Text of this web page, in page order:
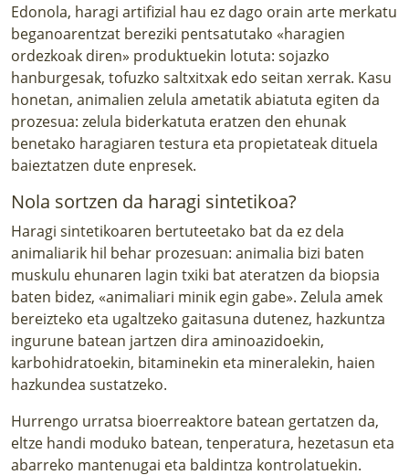
Edonola, haragi artifizial hau ez dago orain arte merkatu
beganoarentzat bereziki pentsatutako «haragien
ordezkoak diren» produktuekin lotuta: sojazko
hanburgesak, tofuzko saltxitxak edo seitan xerrak. Kasu
honetan, animalien zelula ametatik abiatuta egiten da
prozesua: zelula biderkatuta eratzen den ehunak
benetako haragiaren testura eta propietateak dituela
baieztatzen dute enpresek.
Nola sortzen da haragi sintetikoa?
Haragi sintetikoaren bertuteetako bat da ez dela
animaliarik hil behar prozesuan: animalia bizi baten
muskulu ehunaren lagin txiki bat ateratzen da biopsia
baten bidez, «animaliari minik egin gabe». Zelula amek
bereizteko eta ugaltzeko gaitasuna dutenez, hazkuntza
ingurune batean jartzen dira aminoazidoekin,
karbohidratoekin, bitaminekin eta mineralekin, haien
hazkundea sustatzeko.
Hurrengo urratsa bioerreaktore batean gertatzen da,
eltze handi moduko batean, tenperatura, hezetasun eta
abarreko mantenugai eta baldintza kontrolatuekin.